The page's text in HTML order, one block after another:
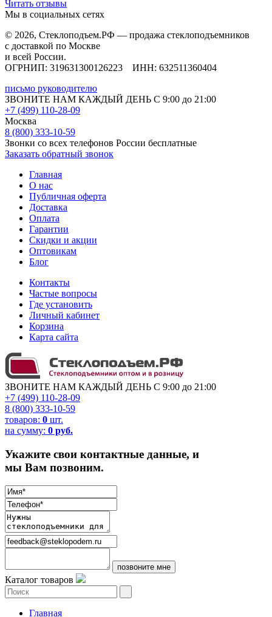
Читать отзывы
Мы в социальных сетях
© 2026, Стеклоподъем.РФ — продажа стеклоподъемников
с доставкой по Москве
и всей России.
ОГРНИП: 319631300126223 ИНН: 632511360404
письмо руководителю
ЗВОНИТЕ НАМ КАЖДЫЙ ДЕНЬ С 9:00 до 21:00
+7 (499) 110-28-09
Москва
8 (800) 333-10-59
Звонки со всех телефонов России бесплатные
Заказать обратный звонок
Главная
О нас
Публичная оферта
Доставка
Оплата
Гарантии
Скидки и акции
Оптовикам
Блог
Контакты
Частые вопросы
Где установить
Личный кабинет
Корзина
Карта сайта
ЗВОНИТЕ НАМ КАЖДЫЙ ДЕНЬ С 9:00 до 21:00
+7 (499) 110-28-09
8 (800) 333-10-59
товаров: 0 шт.
на сумму: 0 руб.
Укажите свои контактные данные, и
мы Вам позвоним.
Каталог товаров
Главная